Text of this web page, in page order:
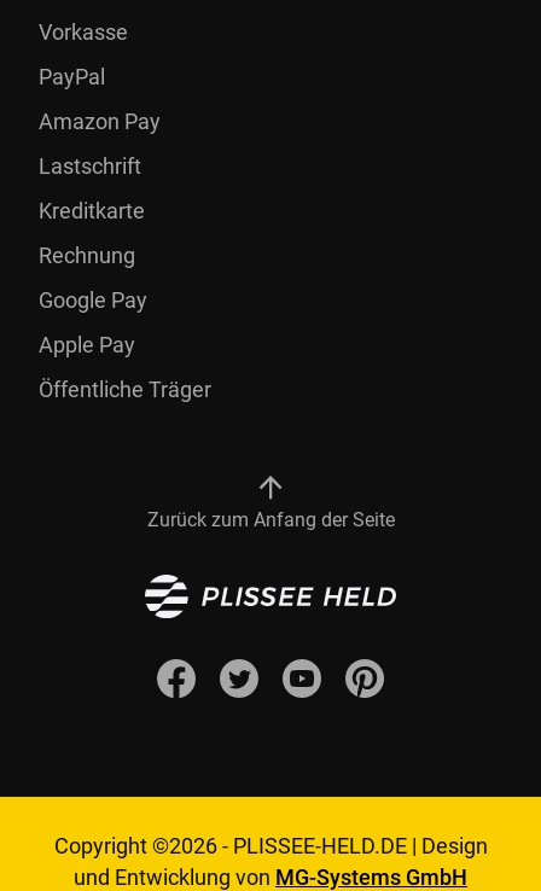
Zurück zum Anfang der Seite
Vorkasse
PayPal
Amazon Pay
Lastschrift
Kreditkarte
Rechnung
Google Pay
Apple Pay
Öffentliche Träger
Copyright ©2026 - PLISSEE-HELD.DE| Design
und Entwicklung von MG-Systems GmbH